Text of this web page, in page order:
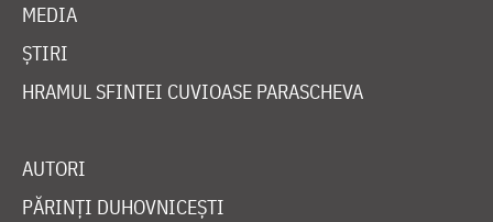
MEDIA
ȘTIRI
HRAMUL SFINTEI CUVIOASE PARASCHEVA
AUTORI
PĂRINȚI DUHOVNICEȘTI